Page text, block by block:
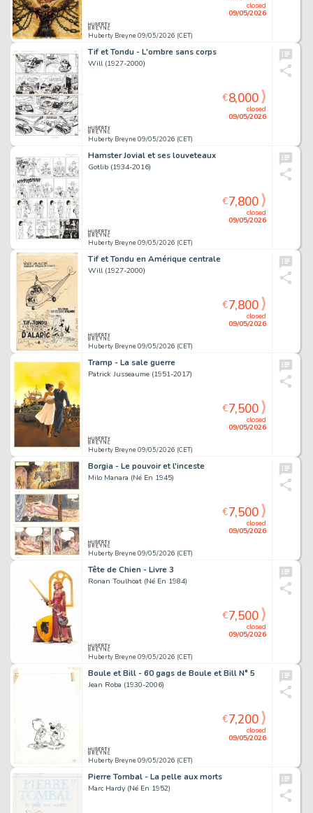
Huberty Breyne 09/05/2026 (CET)
closed
09/05/2026
Tif et Tondu - L'ombre sans corps
Will (1927-2000)
Huberty Breyne 09/05/2026 (CET)
closed
09/05/2026
€8,000
Hamster Jovial et ses louveteaux
Gotlib (1934-2016)
Huberty Breyne 09/05/2026 (CET)
closed
09/05/2026
€7,800
Tif et Tondu en Amérique centrale
Will (1927-2000)
Huberty Breyne 09/05/2026 (CET)
closed
09/05/2026
€7,800
Tramp - La sale guerre
Patrick Jusseaume (1951-2017)
Huberty Breyne 09/05/2026 (CET)
closed
09/05/2026
€7,500
Borgia - Le pouvoir et l'inceste
Milo Manara (Né En 1945)
Huberty Breyne 09/05/2026 (CET)
closed
09/05/2026
€7,500
Tête de Chien - Livre 3
Ronan Toulhoat (Né En 1984)
Huberty Breyne 09/05/2026 (CET)
closed
09/05/2026
€7,500
Boule et Bill - 60 gags de Boule et Bill N° 5
Jean Roba (1930-2006)
Huberty Breyne 09/05/2026 (CET)
closed
09/05/2026
€7,200
Pierre Tombal - La pelle aux morts
Marc Hardy (Né En 1952)